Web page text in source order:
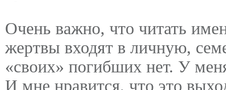
Очень важно, что читать
жертвы входят в личную,
«своих» погибших нет. У
И мне нравится, что это